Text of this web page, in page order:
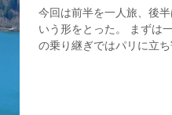
今回は前半を一人旅、後
いう形をとった。 まずは
の乗り継ぎではパリに立